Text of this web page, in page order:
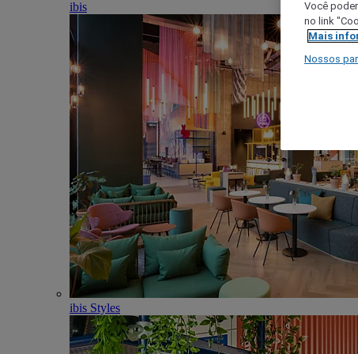
ibis
ibis Styles
Você
no link
Mais
Nossos